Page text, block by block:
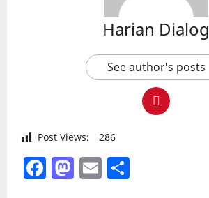
Harian Dialog
See author's posts
Post Views: 286
Facebook
Mastodon
Email